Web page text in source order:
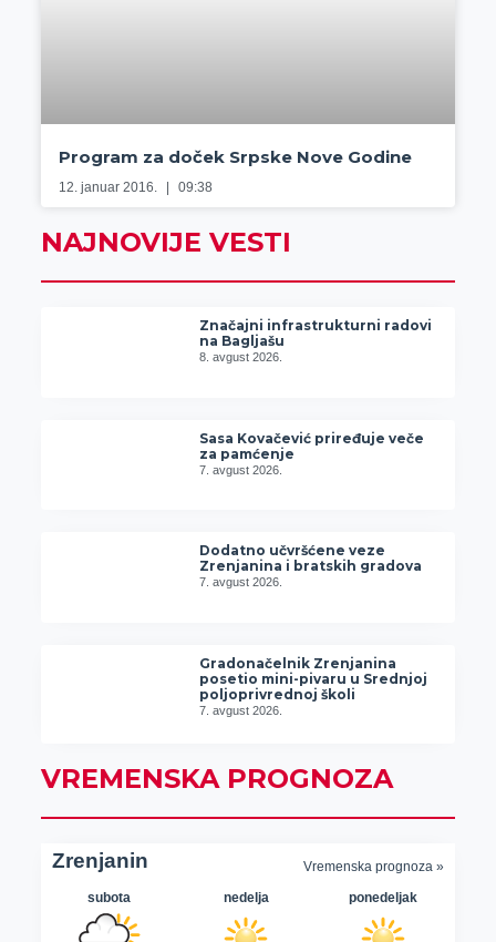
Program za doček Srpske Nove Godine
12. januar 2016. 09:38
NAJNOVIJE VESTI
Značajni infrastrukturni radovi
na Bagljašu
8. avgust 2026.
Sasa Kovačević priređuje veče
za pamćenje
7. avgust 2026.
Dodatno učvršćene veze
Zrenjanina i bratskih gradova
7. avgust 2026.
Gradonačelnik Zrenjanina
posetio mini-pivaru u Srednjoj
poljoprivrednoj školi
7. avgust 2026.
VREMENSKA PROGNOZA